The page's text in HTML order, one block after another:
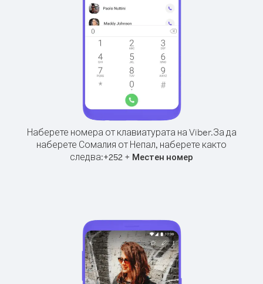
Наберете номера от клавиатурата на Viber.За да
наберете Сомалия от Непал, наберете както
следва:+252 + Местен номер